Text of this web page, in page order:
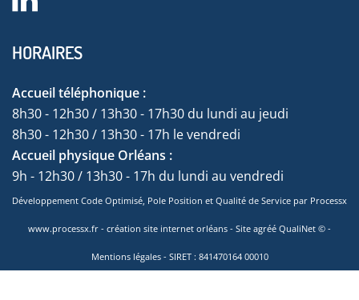
HORAIRES
Accueil téléphonique :
8h30 - 12h30 / 13h30 - 17h30 du lundi au jeudi
8h30 - 12h30 / 13h30 - 17h le vendredi
Accueil physique Orléans :
9h - 12h30 / 13h30 - 17h du lundi au vendredi
Développement Code Optimisé, Pole Position et Qualité de Service par Processx
www.processx.fr - création site internet orléans - Site agréé QualiNet © -
Mentions légales- SIRET : 841470164 00010